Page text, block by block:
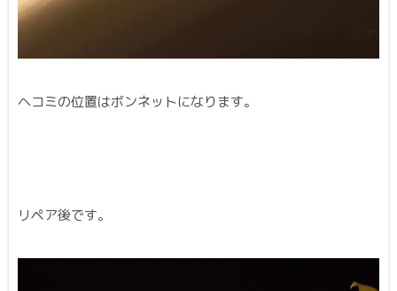
ヘコミの位置はボンネットになります。
リペア後です。